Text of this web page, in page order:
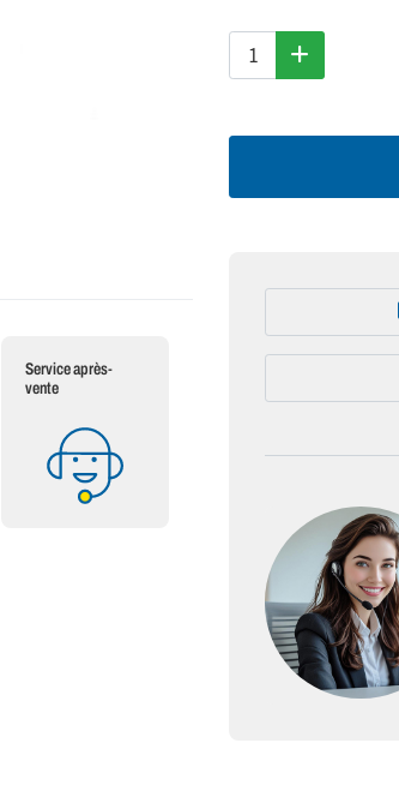
Service après-
vente